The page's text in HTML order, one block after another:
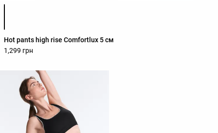
Hot pants high rise Comfortlux 5 см
1,299 грн